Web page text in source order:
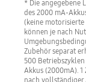
* Die angegebene
des 2000 mA-
(keine motorisierte
können je nach
Zubehör separat
500
Akkus (2000mA).
nach vollständiger